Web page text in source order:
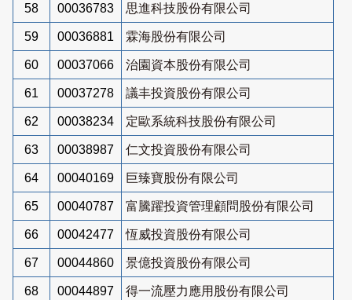
58 00036783 思進科技股份有限公司
59 00036881 霖海股份有限公司
60 00037066 治園資本股份有限公司
61 00037278 議丰投資股份有限公司
62 00038234 定歐系統科技股份有限公司
63 00038987 仁文投資股份有限公司
64 00040169 巨臻寶股份有限公司
65 00040787 富騰躍投資管理顧問股份有限公司
66 00042477 恆威投資股份有限公司
67 00044860 景億投資股份有限公司
68 00044897 得一流壓力應用股份有限公司